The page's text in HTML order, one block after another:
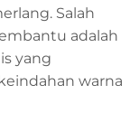
Salah
adalah
yang
warna